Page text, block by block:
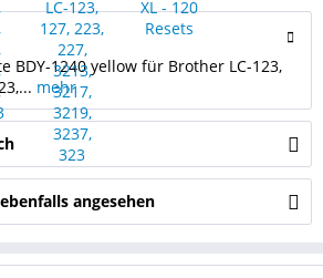
BDY-1240 yellow für Brother LC-123,
mehr
angesehen